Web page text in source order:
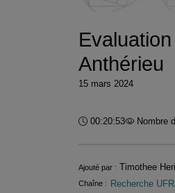
Anthérieu
15 mars 2024
Durée :
00:20:53 Nombre
Ajouté par : Timothee
Chaîne : Recherche